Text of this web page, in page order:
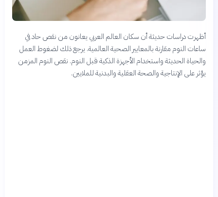
أظهرت دراسات حديثة أن سكان العالم العربي يعانون من نقص حاد في
ساعات النوم مقارنة بالمعايير الصحية العالمية. يرجع ذلك لضغوط العمل
والحياة الحديثة واستخدام الأجهزة الذكية قبل النوم. نقص النوم المزمن
يؤثر على الإنتاجية والصحة العقلية والبدنية للملايين.